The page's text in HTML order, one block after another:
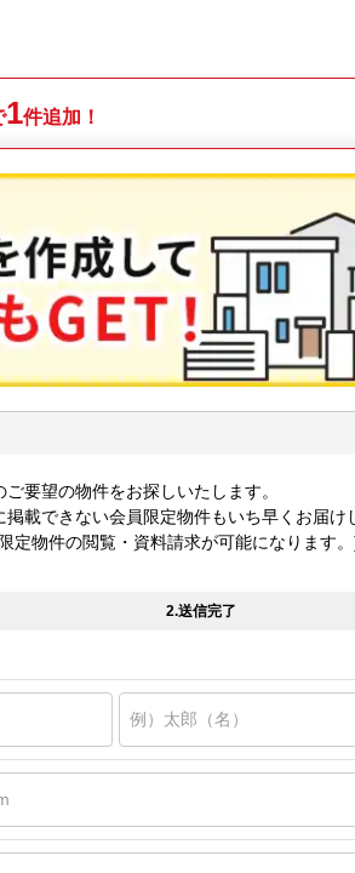
1件追加！
要望の物件をお探しいたします。
載できない会員限定物件もいち早くお届け
物件の閲覧・資料請求が可能になります
2.送信完了